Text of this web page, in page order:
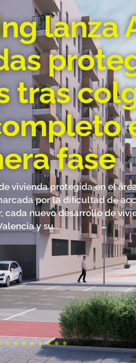
lanza
tras
fase
vivienda protegida en el
por la dificultad de
cada nuevo desarrollo de
y su...